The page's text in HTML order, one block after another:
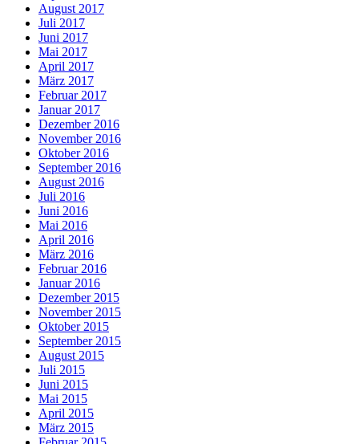
August 2017
Juli 2017
Juni 2017
Mai 2017
April 2017
März 2017
Februar 2017
Januar 2017
Dezember 2016
November 2016
Oktober 2016
September 2016
August 2016
Juli 2016
Juni 2016
Mai 2016
April 2016
März 2016
Februar 2016
Januar 2016
Dezember 2015
November 2015
Oktober 2015
September 2015
August 2015
Juli 2015
Juni 2015
Mai 2015
April 2015
März 2015